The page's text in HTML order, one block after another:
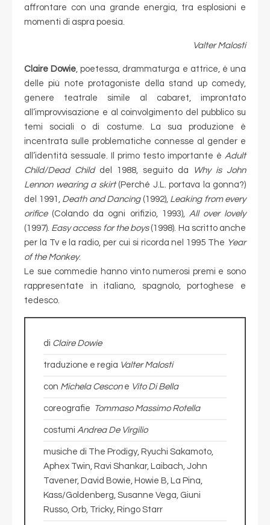
affrontare con una grande energia, tra esplosioni e
momenti di aspra poesia.
Valter Malosti
Claire Dowie, poetessa, drammaturga e attrice, è una
delle più note protagoniste della stand up comedy,
genere teatrale simile al cabaret, improntato
all’improvvisazione e al coinvolgimento del pubblico su
temi sociali o di costume. La sua produzione è
incentrata sulle problematiche connesse al gender e
all’identità sessuale. Il primo testo importante è Adult
Child/Dead Childdel 1988, seguito da
Why is John
Lennon wearing a skirt(Perché J.L. portava la gonna?)
del 1991, Death and Dancing(1992), Leaking from every
orifice(Colando da ogni orifizio, 1993), All over lovely
(1997). Easy access for the boys(1998). Ha scritto anche
per la Tv e la radio, per cui si ricorda nel 1995 The Year
of the Monkey.
Le sue commedie hanno vinto numerosi premi e sono
rappresentate in italiano, spagnolo, portoghese e
tedesco.
di Claire Dowie
traduzione e regia Valter Malosti
con Michela Cescone Vito Di Bella
coreografie Tommaso Massimo Rotella
costumi Andrea De Virgilio
musiche di The Prodigy, Ryuchi Sakamoto,
Aphex Twin, Ravi Shankar, Laibach, John
Tavener, David Bowie, Howie B, La Pina,
Kass/Goldenberg, Susanne Vega, Giuni
Russo, Orb, Tricky, Ringo Starr